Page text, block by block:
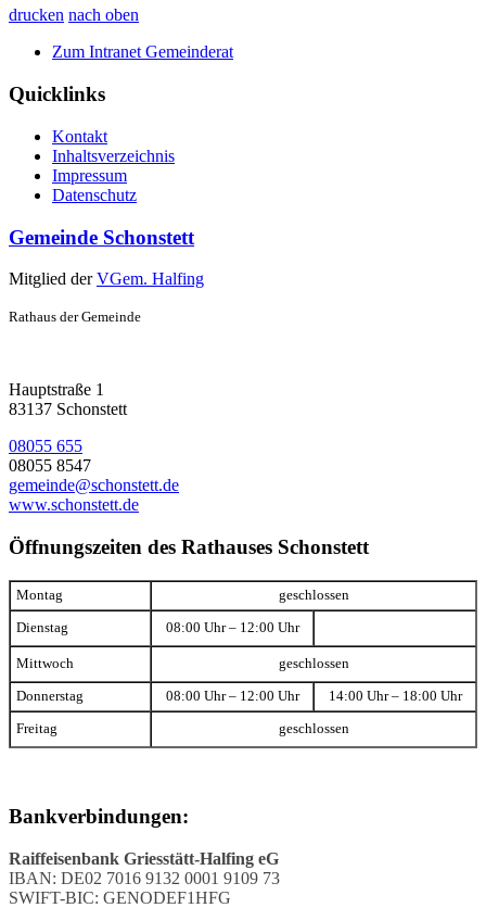
drucken nach oben
Zum Intranet Gemeinderat
Quicklinks
Kontakt
Inhaltsverzeichnis
Impressum
Datenschutz
Gemeinde Schonstett
Mitglied derVGem. Halfing
Rathaus der Gemeinde
Hauptstraße 1
83137 Schonstett
08055 655
08055 8547
gemeinde@schonstett.de
www.schonstett.de
Öffnungszeiten des Rathauses Schonstett
Montag geschlossen
Dienstag 08:00 Uhr – 12:00 Uhr
Mittwoch geschlossen
Donnerstag 08:00 Uhr – 12:00 Uhr 14:00 Uhr – 18:00 Uhr
Freitag geschlossen
Bankverbindungen:
Raiffeisenbank Griesstätt-Halfing eG
IBAN: DE02 7016 9132 0001 9109 73
SWIFT-BIC: GENODEF1HFG